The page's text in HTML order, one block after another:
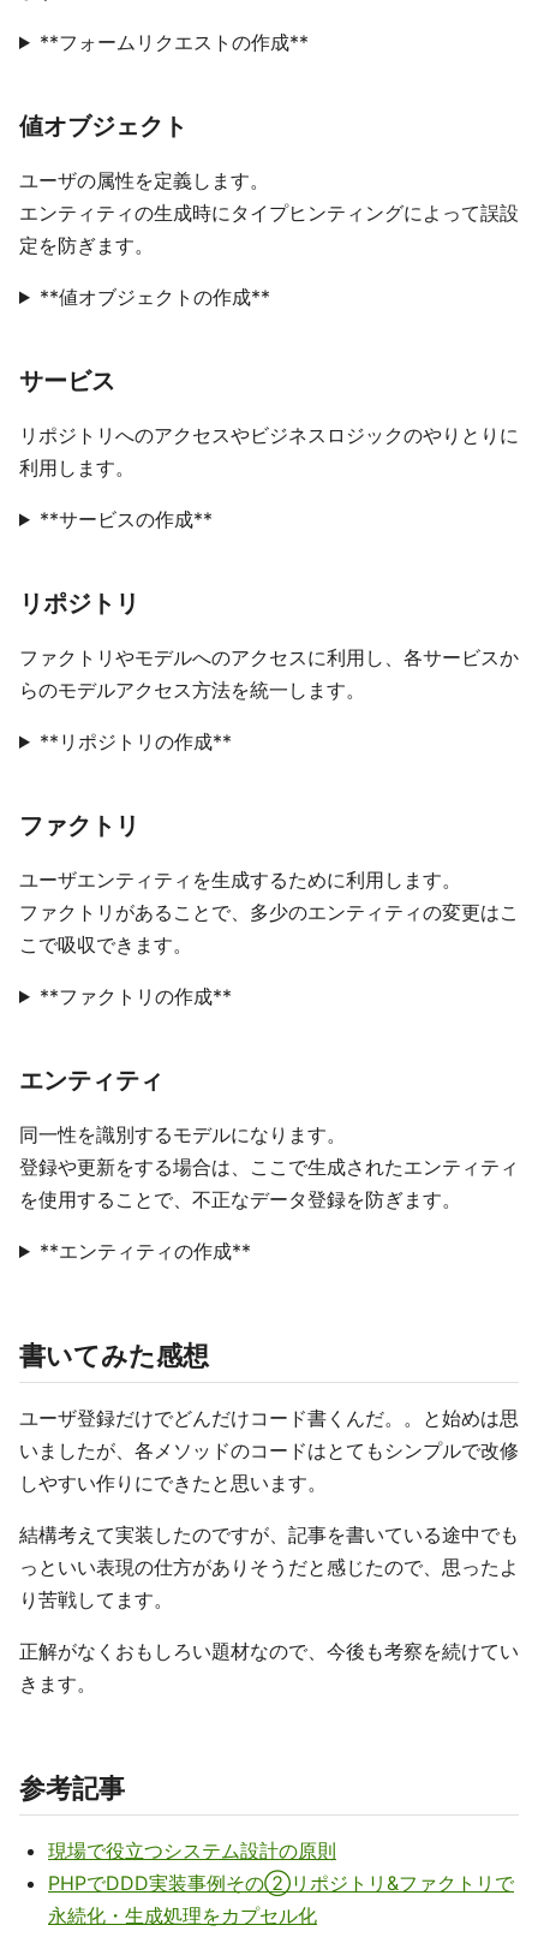
**フォームリクエストの作成**
値オブジェクト
ユーザの属性を定義します。
エンティティの生成時にタイプヒンティングによって誤設
定を防ぎます。
**値オブジェクトの作成**
サービス
リポジトリへのアクセスやビジネスロジックのやりとりに
利用します。
**サービスの作成**
リポジトリ
ファクトリやモデルへのアクセスに利用し、各サービスか
らのモデルアクセス方法を統一します。
**リポジトリの作成**
ファクトリ
ユーザエンティティを生成するために利用します。
ファクトリがあることで、多少のエンティティの変更はこ
こで吸収できます。
**ファクトリの作成**
エンティティ
同一性を識別するモデルになります。
登録や更新をする場合は、ここで生成されたエンティティ
を使用することで、不正なデータ登録を防ぎます。
**エンティティの作成**
書いてみた感想
ユーザ登録だけでどんだけコード書くんだ。。と始めは思
いましたが、各メソッドのコードはとてもシンプルで改修
しやすい作りにできたと思います。
結構考えて実装したのですが、記事を書いている途中でも
っといい表現の仕方がありそうだと感じたので、思ったよ
り苦戦してます。
正解がなくおもしろい題材なので、今後も考察を続けてい
きます。
参考記事
現場で役立つシステム設計の原則
PHPでDDD実装事例その②リポジトリ&ファクトリで
永続化・生成処理をカプセル化